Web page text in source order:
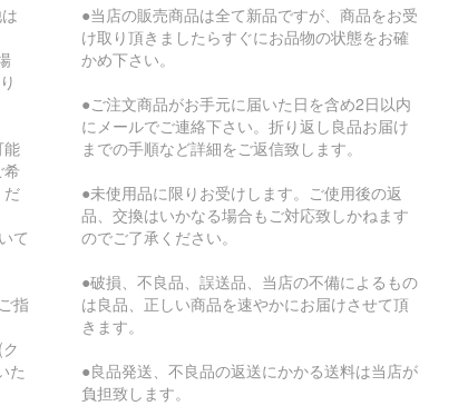
能
だ
て
指
た
●当店の販売商品は全て新品ですが、商品をお受
け取り頂きましたらすぐにお品物の状態をお確
かめ下さい。
●ご注文商品がお手元に届いた日を含め2日以内
にメールでご連絡下さい。折り返し良品お届け
までの手順など詳細をご返信致します。
●未使用品に限りお受けします。ご使用後の返
品、交換はいかなる場合もご対応致しかねます
のでご了承ください。
●破損、不良品、誤送品、当店の不備によるもの
は良品、正しい商品を速やかにお届けさせて頂
きます。
●良品発送、不良品の返送にかかる送料は当店が
負担致します。